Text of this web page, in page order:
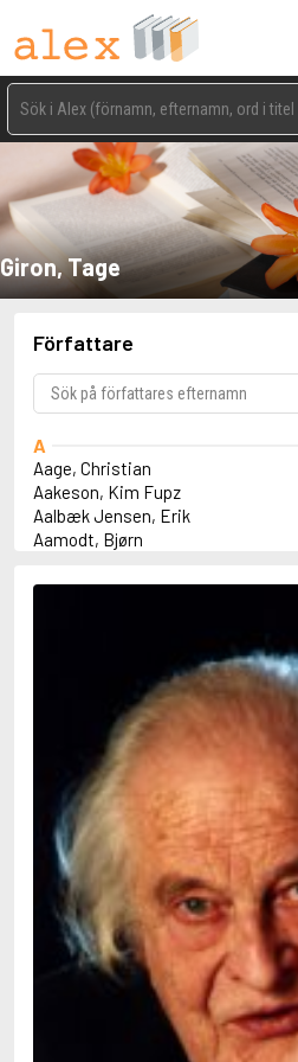
Giron, Tage
Författare
A
Aage, Christian
Aakeson, Kim Fupz
Aalbæk Jensen, Erik
Aamodt, Bjørn
Abbey, Kieran
Abdel-Fattah, Randa
Abdolah, Kader
Abé, Kobo
Abedi, Isabel
Abele, Inga
Abgarjan, Narine
Abish, Walter
Aboulela, Leila
Abrahams, Peter (f. 1919)
Abrahams, Peter (f. 1947)
Abrahamson, Emmy
Abse, Dannie
Abu-Jaber, Diana
Abulhawa, Susan